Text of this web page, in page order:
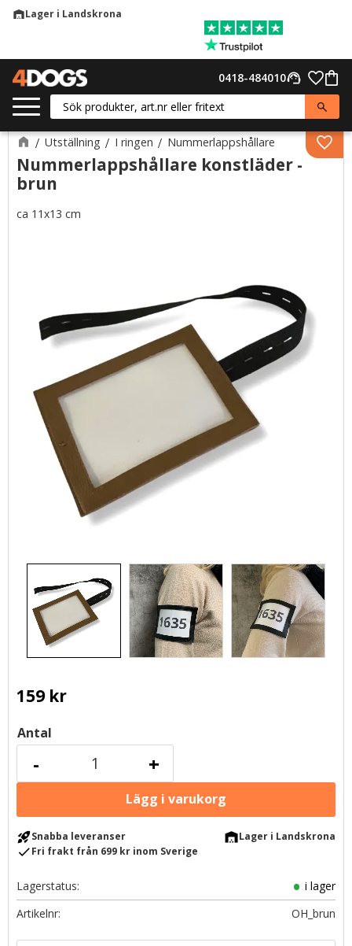
warehouseLager i Landskrona
support_agent
0418-484010
Utställning I ringen Nummerlappshållare
Nummerlappshållare konstläder -
brun
ca 11x13 cm
159kr
Antal
+
-
rocket_launchSnabba leveranser warehouseLager i Landskrona
checkFri frakt från 699 kr inom Sverige
Lagerstatus
i lager
Artikelnr
OH_brun